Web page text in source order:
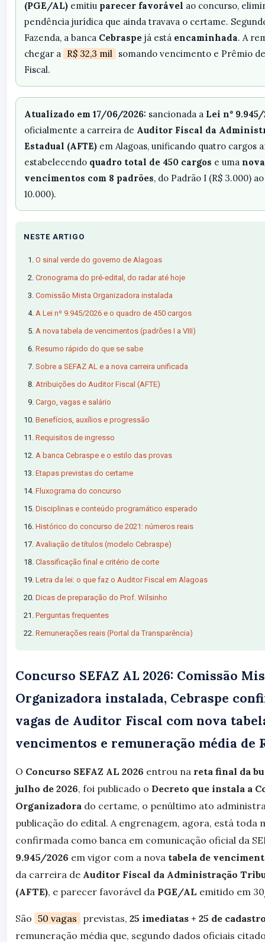
(PGE/AL) emitiu parecer favorável ao concurso,
pendência jurídica que ainda travava o certame.
Fazenda, a banca Cebraspe já está encaminhada. A
chegar a R$ 32,3 mil somando vencimento e Prêmio
Fiscal.
Atualizado em 17/06/2026: sancionada a Lei nº
oficialmente a carreira de Auditor Fiscal da
Estadual (AFTE) em Alagoas, unificando quatro cargos
estabelecendo quadro total de 450 cargos e uma
vencimentos com 8 padrões, do Padrão I (R$ 3.000)
10.000).
NESTE ARTIGO
O sinal verde do governo de Alagoas
Cronograma do pré-edital, do radar até hoje
Comissão Mista Organizadora instalada
A Lei nº 9.945/2026 e o quadro de 450 cargos
A nova tabela de vencimentos (padrões I a VIII)
Resumo rápido do que se sabe
Sobre a SEFAZ AL e a nova carreira unificada
Atribuições do Auditor Fiscal (AFTE)
Cargo, vagas e salário
Benefícios, auxílios e progressão
Requisitos de ingresso
A banca Cebraspe e o estilo das provas
Etapas previstas do certame
Fluxograma do concurso
Disciplinas e conteúdo programático esperado
Histórico do concurso de 2021: números reais
Avaliação de títulos (modelo Cebraspe)
Classificação final e critério de corte
Letra da lei: o que faz o Auditor Fiscal em Alagoas
Dicas de preparação do Prof. Wilsinho
Perguntas frequentes
Remunerações reais (Portal da Transparência)
Concurso SEFAZ AL 2026: Comissão
Organizadora instalada, Cebraspe
vagas de Auditor Fiscal com nova
vencimentos e remuneração média de
O Concurso SEFAZ AL 2026 entrou na reta final da
julho de 2026, foi publicado o Decreto que instala a
Organizadora do certame, o penúltimo ato
publicação do edital. A engrenagem, agora, está toda
confirmada como banca em comunicação oficial da
9.945/2026 em vigor com a nova tabela de
da carreira de Auditor Fiscal da Administração
(AFTE), e parecer favorável da PGE/AL emitido em
São 50 vagas previstas, 25 imediatas + 25 de
remuneração média que, segundo dados oficiais